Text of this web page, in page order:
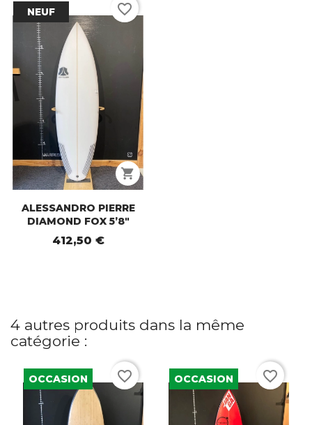
shopping_cart
ALESSANDRO PIERRE
DIAMOND FOX 5’8"
412,50 €
NEUF favorite_border
4 autres produits dans la même
catégorie :
OCCASION favorite_border OCCASION favorite_border